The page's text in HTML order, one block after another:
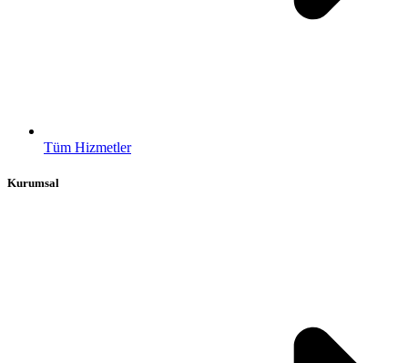
Tüm Hizmetler
Kurumsal